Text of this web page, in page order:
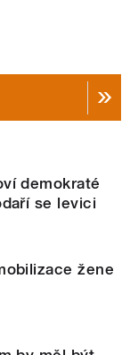
demokraté
se levici
žene